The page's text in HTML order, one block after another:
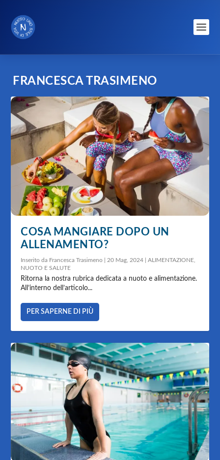
FRANCESCA TRASIMENO
COSA MANGIARE DOPO UN
ALLENAMENTO?
Inserito da Francesca Trasimeno 20 Mag, 2024 |ALIMENTAZIONE
NUOTO E SALUTE
Ritorna la nostra rubrica dedicata a nuoto e alimentazione.
All’interno dell’articolo...
PER SAPERNE DI PIÙ